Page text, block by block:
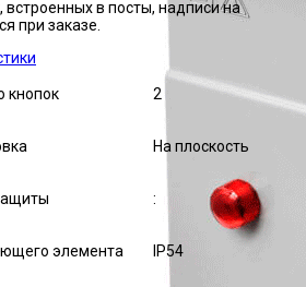
встроенных в посты, надписи на
при заказе.
кнопок 2
На плоскость
:
элемента IP54